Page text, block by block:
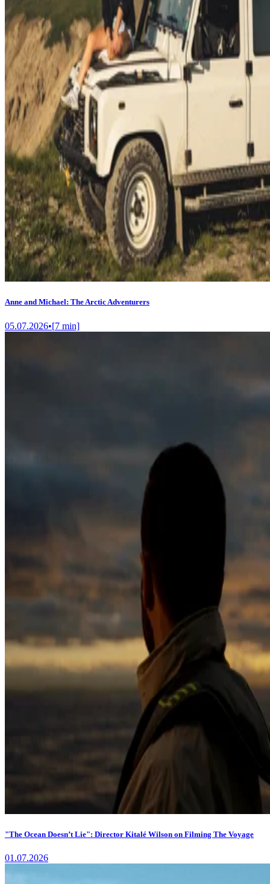
Anne and Michael: The Arctic Adventurers
05.07.2026•[7 min]
"The Ocean Doesn’t Lie": Director Kitalé Wilson on Filming The Voyage
01.07.2026